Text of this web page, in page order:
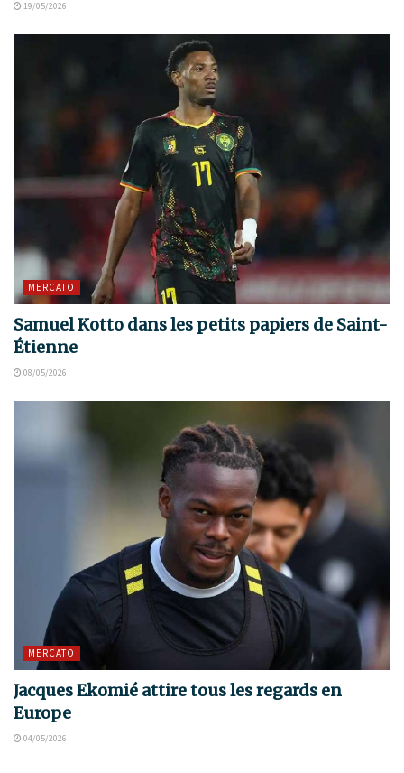
19/05/2026
MERCATO
Samuel Kotto dans les petits papiers de Saint-
Étienne
08/05/2026
MERCATO
Jacques Ekomié attire tous les regards en
Europe
04/05/2026